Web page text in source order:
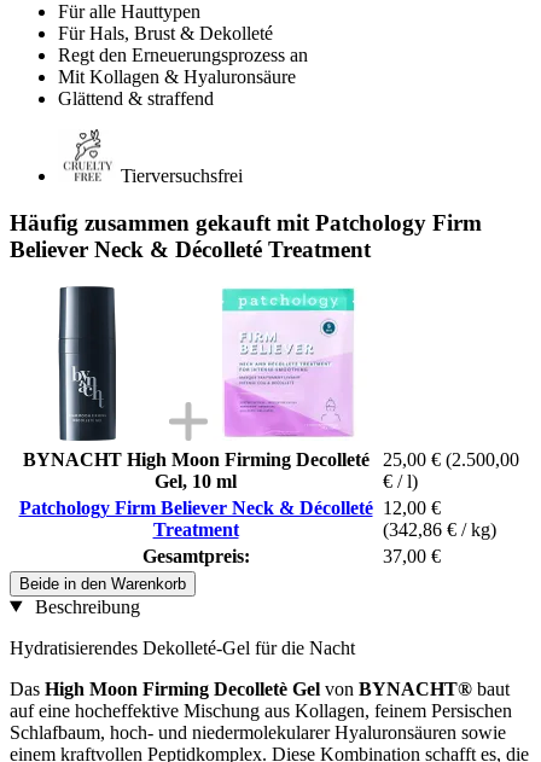
Für alle Hauttypen
Für Hals, Brust & Dekolleté
Regt den Erneuerungsprozess an
Mit Kollagen & Hyaluronsäure
Glättend & straffend
Tierversuchsfrei
Häufig zusammen gekauft mit Patchology Firm
Believer Neck & Décolleté Treatment
BYNACHT High Moon Firming Decolleté
Gel, 10 ml
25,00 € (2.500,00
€ / l)
Patchology Firm Believer Neck & Décolleté
Treatment
12,00 €
(342,86 € / kg)
Gesamtpreis:
37,00 €
Beide in den Warenkorb
Beschreibung
Hydratisierendes Dekolleté-Gel für die Nacht
Das High Moon Firming Decolletè Gel von BYNACHT® baut
auf eine hocheffektive Mischung aus Kollagen, feinem Persischen
Schlafbaum, hoch- und niedermolekularer Hyaluronsäuren sowie
einem kraftvollen Peptidkomplex. Diese Kombination schafft es, die